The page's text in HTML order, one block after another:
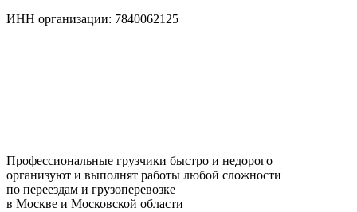
ИНН организации: 7840062125
Профессиональные грузчики быстро и недорого
организуют и выполнят работы любой сложности
по переездам и грузоперевозке
в Москве и Московской области